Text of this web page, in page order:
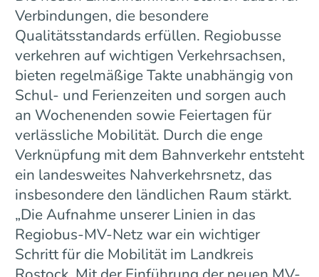
Verbindungen, die besondere
Qualitätsstandards erfüllen. Regiobusse
verkehren auf wichtigen Verkehrsachsen,
bieten regelmäßige Takte unabhängig von
Schul- und Ferienzeiten und sorgen auch
an Wochenenden sowie Feiertagen für
verlässliche Mobilität. Durch die enge
Verknüpfung mit dem Bahnverkehr entsteht
ein landesweites Nahverkehrsnetz, das
insbesondere den ländlichen Raum stärkt.
„Die Aufnahme unserer Linien in das
Regiobus-MV-Netz war ein wichtiger
Schritt für die Mobilität im Landkreis